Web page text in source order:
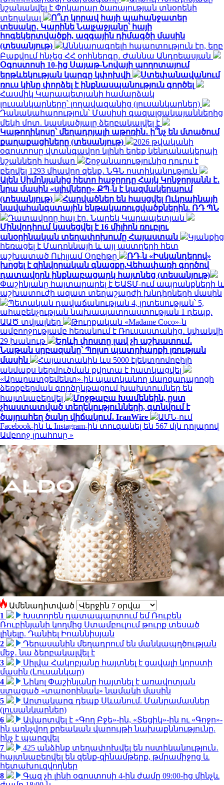
նշանակվել է Փրկարար ծառայության տնօրենի
տեղակալ
Ո՞ւր կորավ հայի պահանջատեր
տեսակը․ Կարինե Նալչաջյանը՝ հայի
հոգեկերտվածքի, ազգային դիմագծի մասին
(տեսանյութ)
Աննկարագրելի հպարտություն էր, երբ
Բաքվում հնչեց ՀՀ օրհներգը․ Ժաննա Անդրեասյան
Օգոստոսի 10-ից Սայաթ-Նովայի պողոտայում
երթևեկության կարգը կփոխվի
Ստեփանավանում
ռուս կինը փորձել է ինքնասպանություն գործել
Հասմիկ Կարապետյանի համարձակ
լուսանկարները՝ լողավազանից (լուսանկարներ)
Դանակահարություն՝ Մասիսի գազալցակայաններից
մեկի մոտ. կասկածյալը ձերբակալվել է
Կաթողիկոսը՝ մեղադրյալի աթոռին․ ի՞նչ են մտածում
քաղաքացիները (տեսանյութ)
2026 թվականի
օգոստոսը վտանգավոր կլինի երեք կենդանակերպի
նշանների համար
Շրջանառությունից դուրս է
բերվել 1293 միավոր զենք․ ՆԳՆ ոստիկանություն
Ալեն Սիմոնյանից հետո հաջորդը Հայկ Կոնջորյանն է․
նրա մասին «սլիվները» ՔՊ-ն է կազմակերպում
(տեսանյութ)
Հարվածներ են հասցվել Ուկրաինայի
նավահանգստային ենթակառուցվածքներին. ՌԴ ՊՆ
Դատավորը հայ էր․ Նարեկ Կարապետյան
Մինվոդիում կասեցվել է 16 միլիոն ռուբլու
անօրինական տեղափոխումը Հայաստան
Կյանքից
հեռացել է Մադոննայի և այլ աստղերի հետ
աշխատած Ուիլյամ Օրբիթը
ՌԴ-ն «Իսկանդերով»
խոցել է զինվորական գնացքը.Վեհափառի գործով
դատավորն ինքնաբացարկ հայտնեց (տեսանյութ)
Փաշինյանը հայտարարել է ԵԱՏՄ-ում ապրանքների և
աշխատուժի ազատ տեղաշարժի խնդիրների մասին
Պետական դավաճանության 4, լրտեսության՝ 5,
ահաբեկչության նախապատրաստության 1 դեպք.
ԱԱԾ տվյալներ
Թուրքական «Madame Coco»-ն
ամբողջությամբ հեռանում է Ռուսաստանից․ կփակվի
29 խանութ
Երևի փոստը լավ չի աշխատում․
Նաթան սրբազանը՝ Պոլսո պատրիարքի լռության
մասին
Հայաստանին ևս 5000 էլեկտրոմոբիլի
անմաքս ներմուծման քվոտա է հատկացվել
«Արարատցեմենտ»-ին պատկանող մարզադպրոցի
ձեռքբերման գործընթացում խախտումներ են
հայտնաբերվել
Մոջթաբա Խամենեին, ըստ
չհաստատված տեղեկությունների, գտնվում է
ծայրահեղ ծանր վիճակում․ IranWire
ԱՄՆ-ում
Facebook-ին և Instagram-ին տուգանել են 567 մլն դոլարով
Ամբողջ լրահոսը »
Ամենադիտված
1
Խստորեն դատապարտում եմ Ռուբեն
Ռուբինյանի կողմից Ստամբուլում թուրք տեսած
լինելը. Դանիել Իոաննիսյան
2
Դերասանին մեղադրում են մանկապղծության
մեջ․ նա ձերբակալվել է
3
Սիլվա Հակոբյանը հայտնել է ցավալի կորստի
մասին (Լուսանկար)
4
Նիկոլ Փաշինյանը հայտնել է առավոտյան
ստացած «տարօրինակ» նամակի մասին
5
Արտակարգ դեպք Սևանում. Մանրամասներ
(լուսանկարներ)
6
Ավարտվել է «Գող Բջե»-ին, «Տեցիկ»-ին ու «Գոջո»-
ին առնչվող քրեական վարույթի նախաքննությունը.
ինչ է պարզվել
7
425 անձինք տեղափոխվել են ոստիկանություն․
հայտնաբերվել են զենք-զինամթերք, թմրամիջոց և
հետախուզվողներ
8
Գազ չի լինի օգոստոսի 4-ին ժամը 09:00-ից մինչև